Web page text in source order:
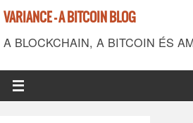
VARIANCE - A BITCOIN BLOG
A BLOCKCHAIN, A BITCOIN ÉS